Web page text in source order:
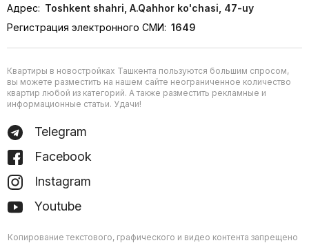
Адрес: Toshkent shahri, A.Qahhor ko'chasi, 47-uy
Регистрация электронного СМИ: 1649
Квартиры в новостройках Ташкента пользуются большим спросом,
вы можете разместить на нашем сайте неограниченное количество
квартир любой из категорий. А также разместить рекламные и
информационные статьи. Удачи!
Telegram
Facebook
Instagram
Youtube
Копирование текстового, графического и видео контента запрещено